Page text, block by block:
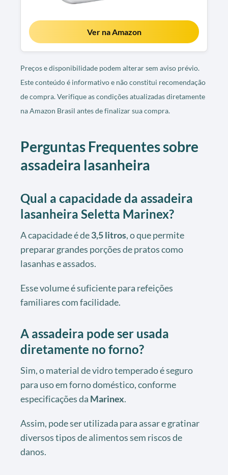
Ver na Amazon
Preços e disponibilidade podem alterar sem aviso prévio.
Este conteúdo é informativo e não constitui recomendação
de compra. Verifique as condições atualizadas diretamente
na Amazon Brasil antes de finalizar sua compra.
Perguntas Frequentes sobre
assadeira lasanheira
Qual a capacidade da assadeira
lasanheira Seletta Marinex?
A capacidade é de3,5 litros, o que permite
preparar grandes porções de pratos como
lasanhas e assados.
Esse volume é suficiente para refeições
familiares com facilidade.
A assadeira pode ser usada
diretamente no forno?
Sim, o material de vidro temperado é seguro
para uso em forno doméstico, conforme
especificações da Marinex.
Assim, pode ser utilizada para assar e gratinar
diversos tipos de alimentos sem riscos de
danos.